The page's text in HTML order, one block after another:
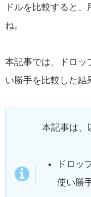
ドルを比較すると
ね。
本記事では、ドロッ
い勝手を比較した結
本記事は、
ドロッ
使い勝